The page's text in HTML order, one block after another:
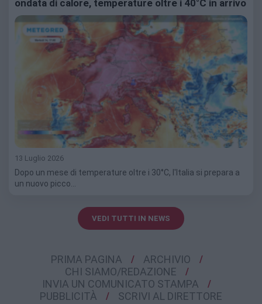
ondata di calore, temperature oltre i 40°C in arrivo
13 Luglio 2026
Dopo un mese di temperature oltre i 30°C, l'Italia si prepara a
un nuovo picco…
VEDI TUTTI IN NEWS
PRIMA PAGINA
ARCHIVIO
CHI SIAMO/REDAZIONE
INVIA UN COMUNICATO STAMPA
PUBBLICITÀ
SCRIVI AL DIRETTORE